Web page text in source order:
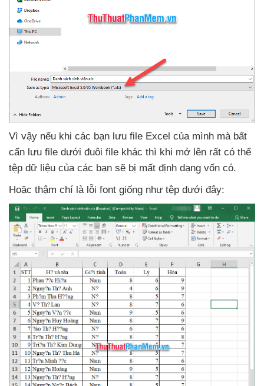
Vì vậy nếu khi các bạn lưu file Excel của mình mà bất
cẩn lưu file dưới đuôi file khác thì khi mở lên rất có thể
tệp dữ liệu của các bạn sẽ bị mất định dạng vốn có.
Hoặc thậm chí là lỗi font giống như tệp dưới đây: